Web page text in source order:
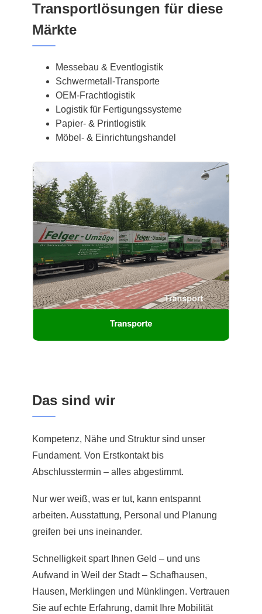
Transportlösungen für diese
Märkte
Messebau & Eventlogistik
Schwermetall-Transporte
OEM-Frachtlogistik
Logistik für Fertigungssysteme
Papier- & Printlogistik
Möbel- & Einrichtungshandel
Das sind wir
Kompetenz, Nähe und Struktur sind unser
Fundament. Von Erstkontakt bis
Abschlusstermin – alles abgestimmt.
Nur wer weiß, was er tut, kann entspannt
arbeiten. Ausstattung, Personal und Planung
greifen bei uns ineinander.
Schnelligkeit spart Ihnen Geld – und uns
Aufwand in Weil der Stadt – Schafhausen,
Hausen, Merklingen und Münklingen. Vertrauen
Sie auf echte Erfahrung, damit Ihre Mobilität